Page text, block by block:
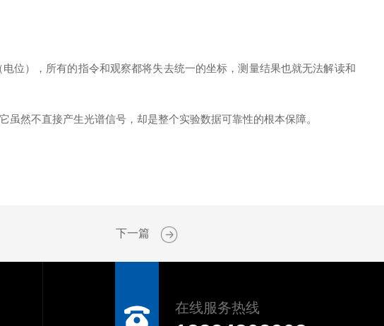
位），所有的指令和观察都将失去统一的坐标，测量结果也就无法解读和
它虽然不直接产生光谱信号，却是整个实验数据可靠性的根本保障。
下一篇
在线服务热线